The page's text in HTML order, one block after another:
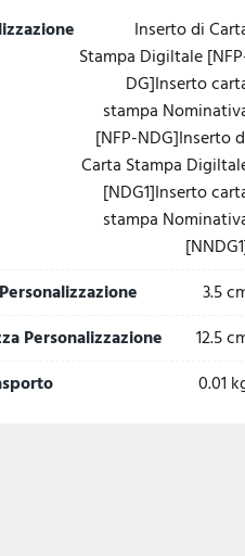
Inserto di
Stampa Digiltale
DG]Inserto
stampa
[NFP-NDG]Inserto
Carta Stampa
[NDG1]Inserto
stampa
3.5
Personalizzazione
12.5
0.01